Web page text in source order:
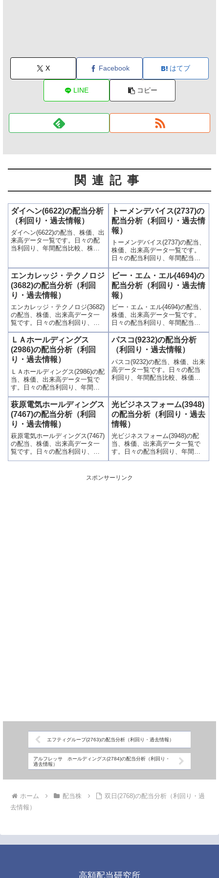
X Facebook はてブ
LINE コピー
関連記事
ダイヘン(6622)の配当分析
（利回り・過去情報）
ダイヘン(6622)の配当、株価、出
来高データ一覧です。日々の配
当利回り、年間配当比較、株価
グラフでわかりやすく掲載、配
当利回りランキングも参考に！
トーメンデバイス(2737)の
配当分析（利回り・過去情
報）
トーメンデバイス(2737)の配当、
株価、出来高データ一覧です。
日々の配当利回り、年間配当比
較、株価や出来高との関連、高
額配当目的の買い時チャンスな
ど、表とグラフでわかりやすく
掲載、配当利回りランキングも
参考に！
エンカレッジ・テクノロジ
(3682)の配当分析（利回
り・過去情報）
エンカレッジ・テクノロジ(3682)
の配当、株価、出来高データ一
覧です。日々の配当利回り、年
間配当比較、株価や出来高との
関連、高額配当目的の買い時チ
ャンスなど、表とグラフでわか
りやすく掲載、配当利回りラン
キングも参考に！
ビー・エム・エル(4694)の
配当分析（利回り・過去情
報）
ビー・エム・エル(4694)の配当、
株価、出来高データ一覧です。
日々の配当利回り、年間配当比
較、株価や出来高との関連、高
額配当目的の買い時チャンスな
ど、表とグラフでわかりやすく
掲載、配当利回りランキングも
参考に！
ＬＡホールディングス
(2986)の配当分析（利回
り・過去情報）
ＬＡホールディングス(2986)の配
当、株価、出来高データ一覧で
す。日々の配当利回り、年間配
当比較、株価や出来高との関
連、高額配当目的の買い時チャ
ンスなど、表とグラフでわかり
やすく掲載、配当利回りランキ
ングも参考に！
パスコ(9232)の配当分析
（利回り・過去情報）
パスコ(9232)の配当、株価、出来
高データ一覧です。日々の配当
利回り、年間配当比較、株価や
ラフでわかりやすく掲載、配当
利回りランキングも参考に！
萩原電気ホールディングス
(7467)の配当分析（利回
り・過去情報）
萩原電気ホールディングス(7467)
の配当、株価、出来高データ一
覧です。日々の配当利回り、年
間配当比較、株価や出来高との
ャンスなど、表とグラフでわか
りやすく掲載、配当利回りラン
光ビジネスフォーム(3948)
の配当分析（利回り・過去
情報）
光ビジネスフォーム(3948)の配
当、株価、出来高データ一覧で
す。日々の配当利回り、年間配
当比較、株価や出来高との関
ンスなど、表とグラフでわかり
やすく掲載、配当利回りランキ
スポンサーリンク
エフティグループ(2763)の配当分析（利回り・過去情報）
アルフレッサ ホールディングス(2784)の配当分析（利回り・
過去情報）
ホーム 配当株
双日(2768)の配当分析（利回り・過
去情報）
高額配当研究所